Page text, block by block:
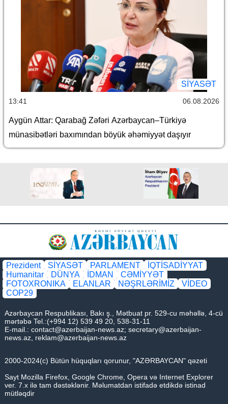
SİYASƏT
13:41 06.08.2026
Aygün Attar: Qarabağ Zəfəri Azərbaycan–Türkiyə
münasibətləri baxımından böyük əhəmiyyət daşıyır
Prezident SİYASƏT PARLAMENT
İQTİSADİYYAT
Humanitar
DÜNYA İDMAN
CƏMİYYƏT
FOTOXRONIKA
ELANLAR NƏŞRLƏRİMİZ
VİDEO
COP29
Azərbaycan Respublikası, Bakı ş., Mətbuat pr. 529-cu məhəllə, 4-cü
mərtəbə Tel.:(+994 12) 539 49 20, 538-31-11
E-mail.: contact@azerbaijan-news.az; secretary@azerbaijan-
news.az reklam@azerbaijan-news.az
2000-2024(c) Bütün hüquqları qorunur, "AZƏRBAYCAN" qəzeti
Sayt Mozilla Firefox, Google Chrome, Opera və Internet Explorer
ver. 7.x ilə tam dəstəklənir. Məlumatdan istifadə etdikdə istinad
mütləqdir